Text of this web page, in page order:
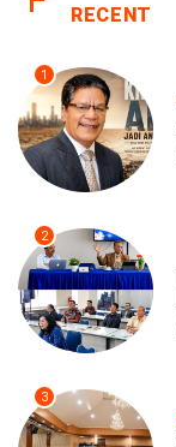
RECENT
1
2
3